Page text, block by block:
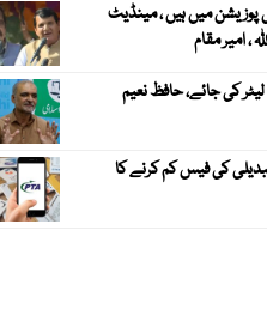
میں ہیں ، مینڈیٹ
، امیر مقام
228 روپے فی لیٹر کی جائے، حافظ نعیم
کی فیس کم کرنے کا